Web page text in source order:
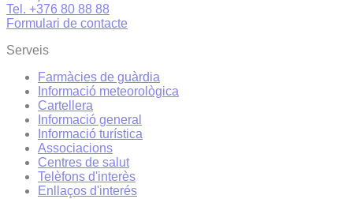
Tel. +376 80 88 88
Formulari de contacte
Serveis
Farmàcies de guàrdia
Informació meteorològica
Cartellera
Informació general
Informació turística
Associacions
Centres de salut
Telèfons d'interès
Enllaços d'interés